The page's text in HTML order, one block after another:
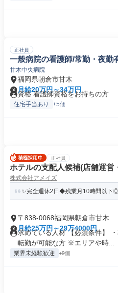
正社員
一般病院の看護師/常勤・夜勤
甘木中央病院
福岡県朝倉市甘木
月給20万円～34万円
資格 看護師資格をお持ちの方
住宅手当あり +5個
正社員
ホテルの支配人候補(店舗運営
株式会社アメイズ
✨完全週休2日◆残業月10時間以下
〒838-0068福岡県朝倉市甘木
月給25万円～29万4000円
求めている人材 【必須条件】
転勤が可能な方 ※エリアや時...
業界未経験歓迎 +9個